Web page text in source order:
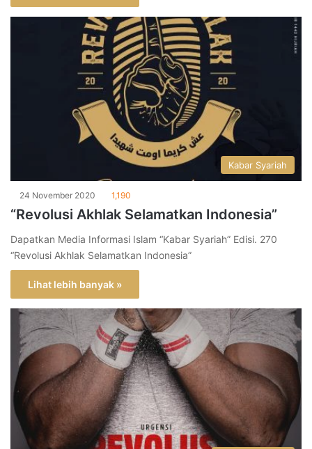
Kabar Syariah
24 November 2020 1,190
“Revolusi Akhlak Selamatkan Indonesia”
Dapatkan Media Informasi Islam “Kabar Syariah” Edisi. 270
“Revolusi Akhlak Selamatkan Indonesia”
Lihat lebih banyak »